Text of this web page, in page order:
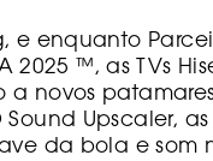
e enquanto
™, as TVs
a novos
Upscaler,
da bola e som